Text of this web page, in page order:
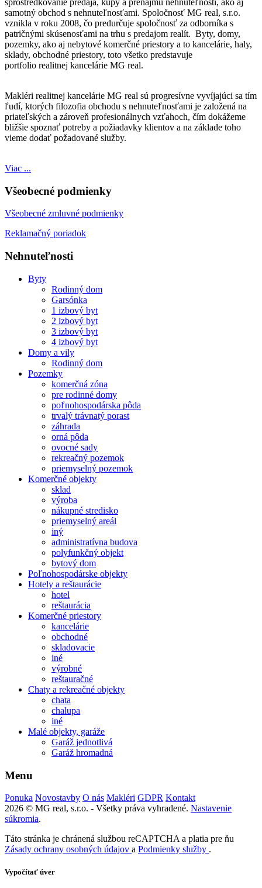
sprostredkovanie predaja, kúpy a prenájmu nehnuteľnosti, ako aj
samotný obchod s nehnuteľnosťami. Spoločnosť MG real, s.r.o.
vznikla v roku 2008, čo predurčuje spoločnosť za odborníka s
patričnými skúsenosťami na trhu s predajom realít. Byty, domy,
pozemky, ako aj nebytové komerčné priestory a to kancelárie, haly,
sklady, obchodné priestory, toto všetko predstavuje
portfolio realitnej kancelárie MG real.
Makléri realitnej kancelárie MG real sú progresívne vyvíjajúci sa tím
ľudí, ktorých filozofia obchodu s nehnuteľnosťami je založená na
priateľských a zároveň profesionálnych vzťahoch, čím dokážeme
bližšie spoznať potreby a požiadavky klientov a na základe toho
vieme dodať požadované služby.
Viac ...
Všeobecné podmienky
Všeobecné zmluvné podmienky
Reklamačný poriadok
Nehnuteľnosti
Byty
Rodinný dom
Garsónka
1 izbový byt
2 izbový byt
3 izbový byt
4 izbový byt
Domy a vily
Rodinný dom
Pozemky
komerčná zóna
pre rodinné domy
poľnohospodárska pôda
trvalý trávnatý porast
záhrada
orná pôda
ovocné sady
rekreačný pozemok
priemyselný pozemok
Komerčné objekty
sklad
výroba
nákupné stredisko
priemyselný areál
iný
administratívna budova
polyfunkčný objekt
bytový dom
Poľnohospodárske objekty
Hotely a reštaurácie
hotel
reštaurácia
Komerčné priestory
kancelárie
obchodné
skladovacie
iné
výrobné
reštauračné
Chaty a rekreačné objekty
chata
chalupa
iné
Malé objekty, garáže
Garáž jednotlivá
Garáž hromadná
Menu
Ponuka Novostavby O nás Makléri GDPR Kontakt
2026 © MG real, s.r.o. - Všetky práva vyhradené. Nastavenie
súkromia.
Táto stránka je chránená službou reCAPTCHA a platia pre ňu
Zásady ochrany osobných údajov a Podmienky služby .
Vypočítať úver